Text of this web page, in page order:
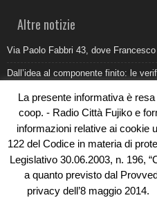
Altre notizie
Via Paolo Fabbri 43, dove
Dall’idea al componente finito: le
Belvedere Marittimo e il report
Come organizzare e allestire una
Umidità di risalita in casa, come
La presente informativa è
coop. - Radio Città Fujiko e
informazioni relative ai cookie
122 del Codice in materia di
Legislativo 30.06.2003, n. 196,
a quanto previsto dal
privacy dell’8 maggio 2014.